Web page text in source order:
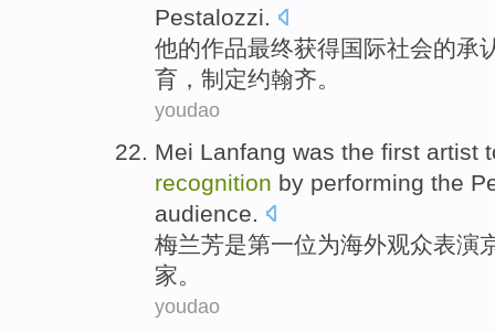
Pestalozzi.
他的作品最终获得国际社会的承
育 ， 制定约翰齐。
youdao
Mei Lanfang was the first artist
recognition by performing the
audience.
梅兰芳是第一位为海外观众表演
家。
youdao